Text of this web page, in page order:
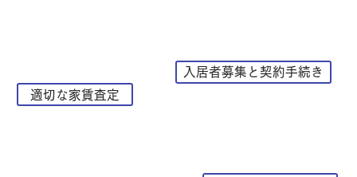
入居者募集と契約手続き
適切な家賃査定